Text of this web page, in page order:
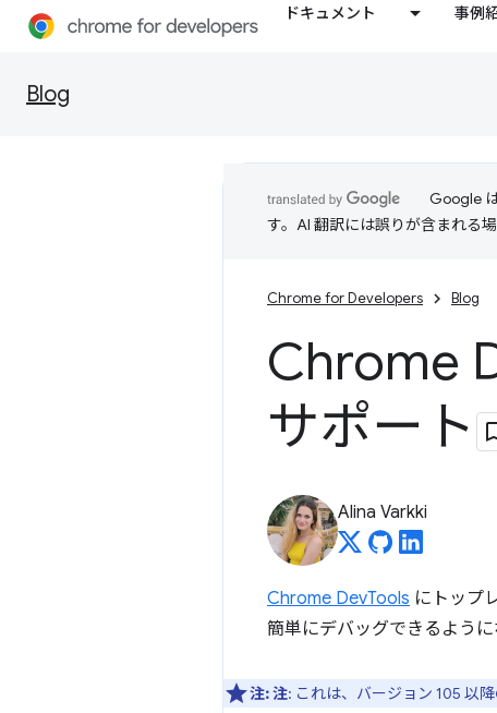
ドキュメント 事例
Blog
Google
す。AI 翻訳には誤りが含まれる場
Chrome for Developers Blog
Chrome
サポート
Alina Varkki
Chrome DevTools にトップ
簡単にデバッグできるように
注:注: これは、バージョン 105 以降